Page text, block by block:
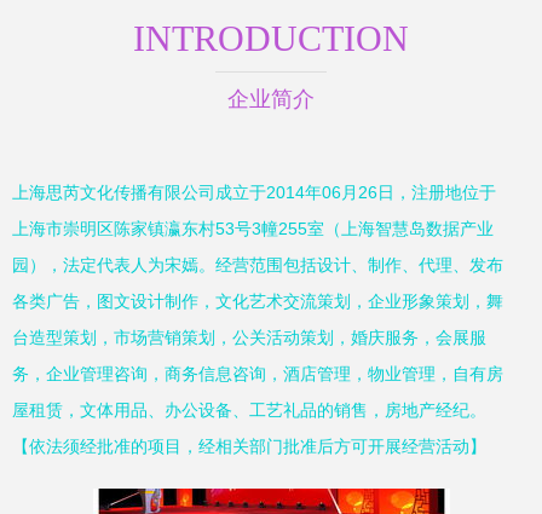
INTRODUCTION
企业简介
上海思芮文化传播有限公司成立于2014年06月26日，注册地位于
上海市崇明区陈家镇瀛东村53号3幢255室（上海智慧岛数据产业
园），法定代表人为宋嫣。经营范围包括设计、制作、代理、发布
各类广告，图文设计制作，文化艺术交流策划，企业形象策划，舞
台造型策划，市场营销策划，公关活动策划，婚庆服务，会展服
务，企业管理咨询，商务信息咨询，酒店管理，物业管理，自有房
屋租赁，文体用品、办公设备、工艺礼品的销售，房地产经纪。
【依法须经批准的项目，经相关部门批准后方可开展经营活动】